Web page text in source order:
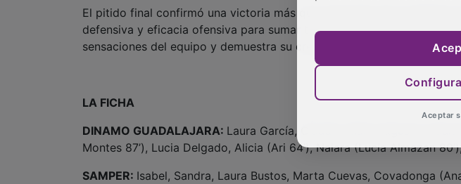
El pitido final confirmó una victoria más que merecida para el Dínamo
defensiva y eficacia ofensiva para sumar tres puntos valiosos. Un
sensaciones del equipo y demuestra su crecimiento jornada a jornada.
LA FICHA
DINAMO GUADALAJARA: Laura García, Claudia, María Alguacil,
Montes 87’), Lucia Delgado, Alicia (Ari 64’), Naiara (Lucía Almazan
SAMPER: Isabel, Sandra, Laura Bustos, Marta Cuevas, Covadonga
Aceptar